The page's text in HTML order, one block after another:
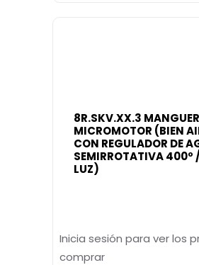
8R.SKV.XX.3
MICROMOTOR (BIEN
CON REGULADOR DE
SEMIRROTATIVA 400º
LUZ)
Inicia sesión para ver los
comprar